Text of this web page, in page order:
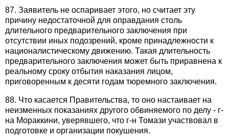
87. Заявитель не оспаривает этого, но считает эту
причину недостаточной для оправдания столь
длительного предварительного заключения при
отсутствии иных подозрений, кроме принадлежности к
националистическому движению. Такая длительность
предварительного заключения может быть приравнена к
реальному сроку отбытия наказания лицом,
приговоренным к десяти годам тюремного заключения.
88. Что касается Правительства, то оно настаивает на
неизменных показаниях другого обвиняемого по делу - г-
на Мораккини, уверявшего, что г-н Томази участвовал в
подготовке и организации покушения.